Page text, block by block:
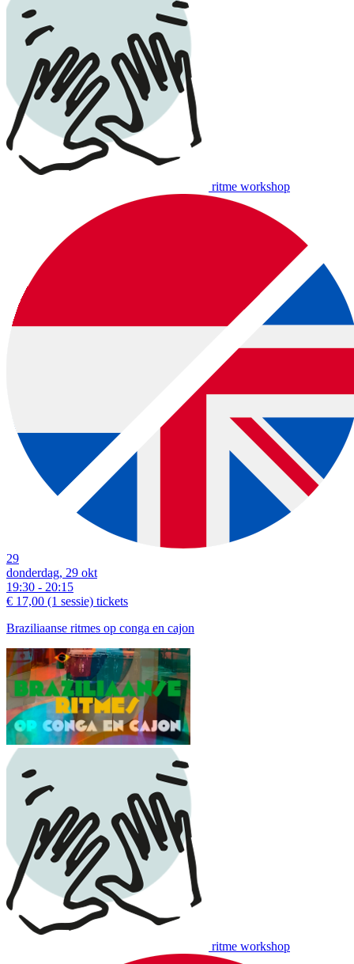
ritme workshop
29
donderdag, 29 okt
19:30 - 20:15
€ 17,00 (1 sessie) tickets
Braziliaanse ritmes op conga en cajon
ritme workshop